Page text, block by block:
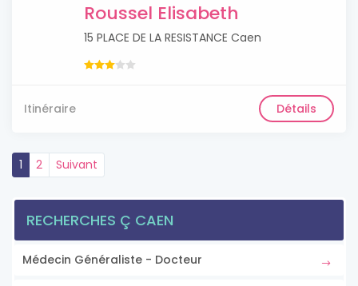
Roussel Elisabeth
15 PLACE DE LA RESISTANCE Caen
Itinéraire Détails
1 2 Suivant
RECHERCHES Ç CAEN
Médecin Généraliste - Docteur